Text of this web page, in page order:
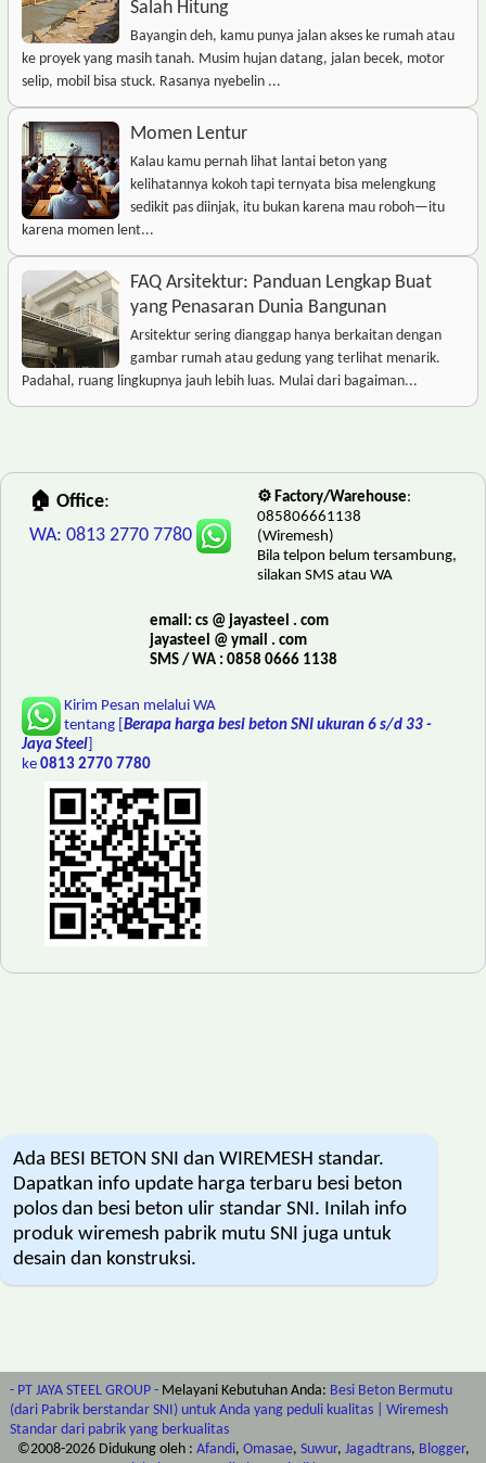
Salah Hitung
Bayangin deh, kamu punya jalan akses ke rumah atau
ke proyek yang masih tanah. Musim hujan datang, jalan becek, motor
selip, mobil bisa stuck. Rasanya nyebelin ...
Momen Lentur
Kalau kamu pernah lihat lantai beton yang
kelihatannya kokoh tapi ternyata bisa melengkung
sedikit pas diinjak, itu bukan karena mau roboh—itu
karena momen lent...
FAQ Arsitektur: Panduan Lengkap Buat
yang Penasaran Dunia Bangunan
Arsitektur sering dianggap hanya berkaitan dengan
gambar rumah atau gedung yang terlihat menarik.
Padahal, ruang lingkupnya jauh lebih luas. Mulai dari bagaiman...
🏠 Office:
WA: 0813 2770 7780
⚙️ Factory/Warehouse:
085806661138
(Wiremesh)
Bila telpon belum tersambung,
silakan SMS atau WA
email: cs @ jayasteel . com
jayasteel @ ymail . com
SMS / WA : 0858 0666 1138
Kirim Pesan melalui WA
tentang [ Berapa harga besi beton SNI ukuran 6 s/d 33 -
Jaya Steel
ke 0813 2770 7780
Ada BESI BETON SNI dan WIREMESH standar.
Dapatkan info update harga terbaru besi beton
polos dan besi beton ulir standar SNI. Inilah info
produk wiremesh pabrik mutu SNI juga untuk
desain dan konstruksi.
- PT JAYA STEEL GROUP - Melayani Kebutuhan Anda: Besi Beton Bermutu
(dari Pabrik berstandar SNI) untuk Anda yang peduli kualitas | Wiremesh
Standar dari pabrik yang berkualitas
©2008-2026Didukung oleh : Afandi, Omasae, Suwur, Jagadtrans, Blogger,